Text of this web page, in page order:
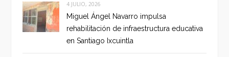
4 JULIO, 2026
Miguel Ángel Navarro impulsa
rehabilitación de infraestructura educativa
en Santiago Ixcuintla